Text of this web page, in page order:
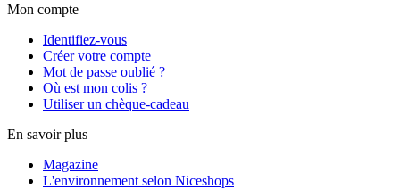
Mon compte
Identifiez-vous
Créer votre compte
Mot de passe oublié ?
Où est mon colis ?
Utiliser un chèque-cadeau
En savoir plus
Magazine
L'environnement selon Niceshops